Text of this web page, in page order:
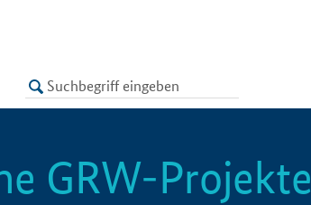
LISTE
GRW-Projekte